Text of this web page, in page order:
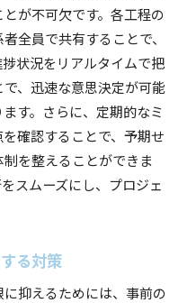
が不可欠です。各工程の
全員で共有することで、
状況をリアルタイムで把
、迅速な意思決定が可能
す。さらに、定期的なミ
確認することで、予期せ
を整えることができま
スムーズにし、プロジェ
る対策
抑えるためには、事前の